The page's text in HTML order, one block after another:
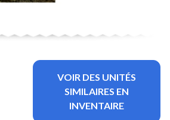
VOIR DES UNITÉS
SIMILAIRES EN
INVENTAIRE